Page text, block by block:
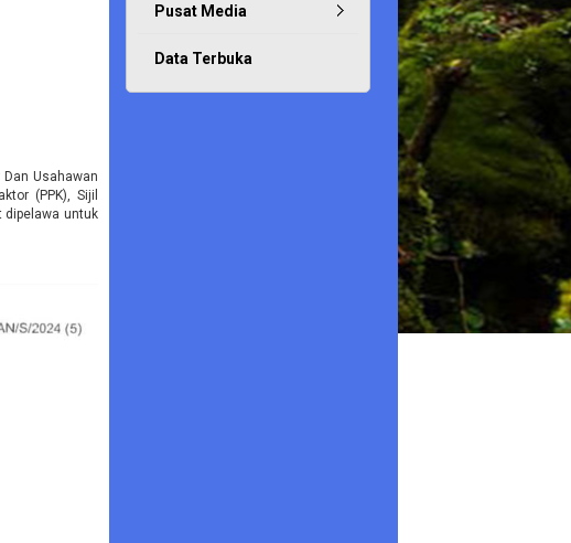
Usahawan
(PPK), Sijil
dipelawa untuk
Pusat Media
Data Terbuka